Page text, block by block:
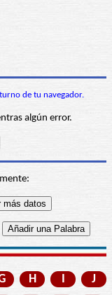
de tu navegador.
algún error.
H I
J